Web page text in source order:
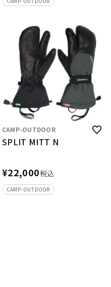
CAMP-OUTDOOR
SPLIT MITT N
¥22,000税込
CAMP-OUTDOOR